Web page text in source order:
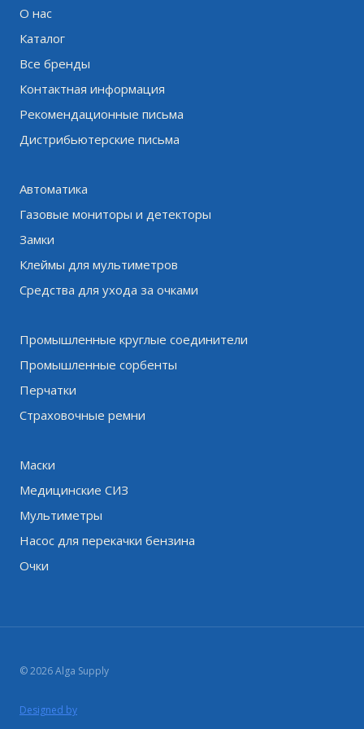
О нас
Каталог
Все бренды
Контактная информация
Рекомендационные письма
Дистрибьютерские письма
Автоматика
Газовые мониторы и детекторы
Замки
Клеймы для мультиметров
Средства для ухода за очками
Промышленные круглые соединители
Промышленные сорбенты
Перчатки
Страховочные ремни
Маски
Медицинские СИЗ
Мультиметры
Насос для перекачки бензина
Очки
© 2026 Alga Supply
Designed by